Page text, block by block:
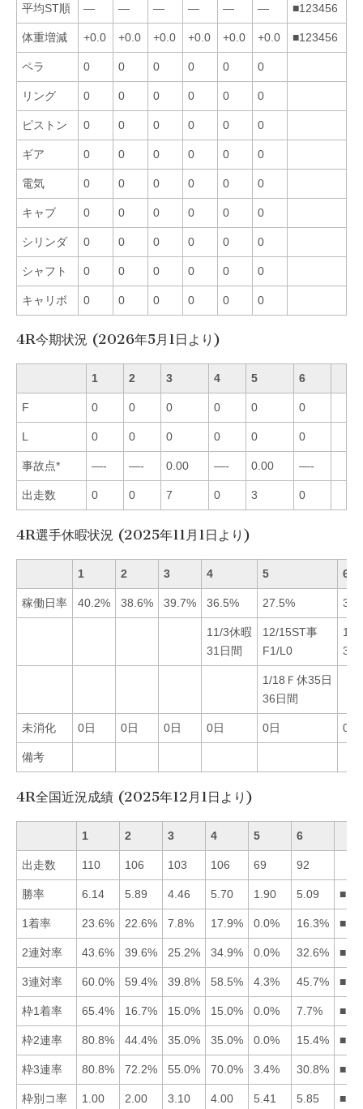
平均ST順 — — — — — — ■123456
体重増減 +0.0 +0.0 +0.0 +0.0 +0.0 +0.0 ■123456
ペラ 0 0 0 0 0 0
リング 0 0 0 0 0 0
ピストン 0 0 0 0 0 0
ギア 0 0 0 0 0 0
電気 0 0 0 0 0 0
キャブ 0 0 0 0 0 0
シリンダ 0 0 0 0 0 0
シャフト 0 0 0 0 0 0
キャリボ 0 0 0 0 0 0
4R今期状況 (2026年5月1日より)
1 2 3 4 5 6
F 0 0 0 0 0 0
L 0 0 0 0 0 0
事故点* —- —- 0.00 —- 0.00 —-
出走数 0 0 7 0 3 0
4R選手休暇状況 (2025年11月1日より)
1 2 3 4 5 6
稼働日率 40.2% 38.6% 39.7% 36.5% 27.5%
11/3休暇
31日間
12/15ST事
F1/L0
11/
31
1/18Ｆ休35日
36日間
未消化 0日 0日 0日 0日 0日 0日
備考
4R全国近況成績 (2025年12月1日より)
1 2 3 4 5 6
出走数 110 106 103 106 69 92
勝率 6.14 5.89 4.46 5.70 1.90 5.09
1着率 23.6% 22.6% 7.8% 17.9% 0.0% 16.3%
2連対率 43.6% 39.6% 25.2% 34.9% 0.0% 32.6%
3連対率 60.0% 59.4% 39.8% 58.5% 4.3% 45.7%
枠1着率 65.4% 16.7% 15.0% 15.0% 0.0% 7.7%
枠2連率 80.8% 44.4% 35.0% 35.0% 0.0% 15.4%
枠3連率 80.8% 72.2% 55.0% 70.0% 3.4% 30.8%
枠別コ率 1.00 2.00 3.10 4.00 5.41 5.85